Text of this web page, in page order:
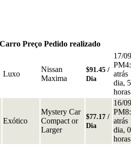
Carro Preço Pedido realizado
Luxo
Nissan
Maxima
$91.45 /
Dia
17/
atrás
dia, 5
horas
Exótico
Mystery Car
Compact or
Larger
$77.17 /
Dia
16/
atrás
dia, 0
horas